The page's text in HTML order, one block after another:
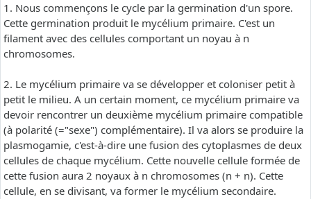
1. Nous commençons le cycle par la germination d'un spore.
Cette germination produit le mycélium primaire. C'est un
filament avec des cellules comportant un noyau à n
chromosomes.
2. Le mycélium primaire va se développer et coloniser petit à
petit le milieu. A un certain moment, ce mycélium primaire va
devoir rencontrer un deuxième mycélium primaire compatible
(à polarité (="sexe") complémentaire). Il va alors se produire la
plasmogamie, c'est-à-dire une fusion des cytoplasmes de deux
cellules de chaque mycélium. Cette nouvelle cellule formée de
cette fusion aura 2 noyaux à n chromosomes (n + n). Cette
cellule, en se divisant, va former le mycélium secondaire.